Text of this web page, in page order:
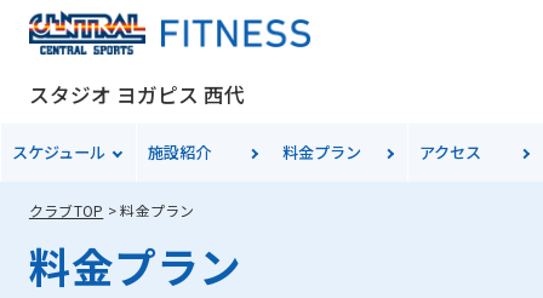
スタジオ ヨガピス 西代
スケジュール 施設紹介 料金プラン アクセス
クラブTOP 料金プラン
料金プラン